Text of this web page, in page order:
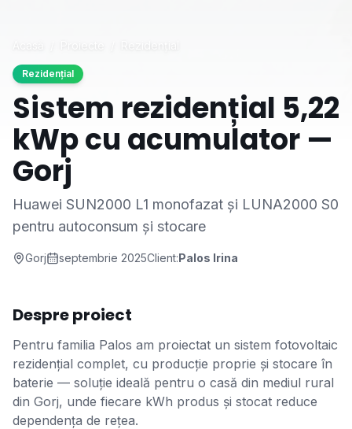
Rezidențial
Sistem rezidențial 5,22
kWp cu acumulator —
Gorj
Huawei SUN2000 L1 monofazat și LUNA2000 S0
pentru autoconsum și stocare
Gorj septembrie 2025Client:Palos Irina
Despre proiect
Pentru familia Palos am proiectat un sistem fotovoltaic
rezidențial complet, cu producție proprie și stocare în
baterie — soluție ideală pentru o casă din mediul rural
din Gorj, unde fiecare kWh produs și stocat reduce
dependența de rețea.